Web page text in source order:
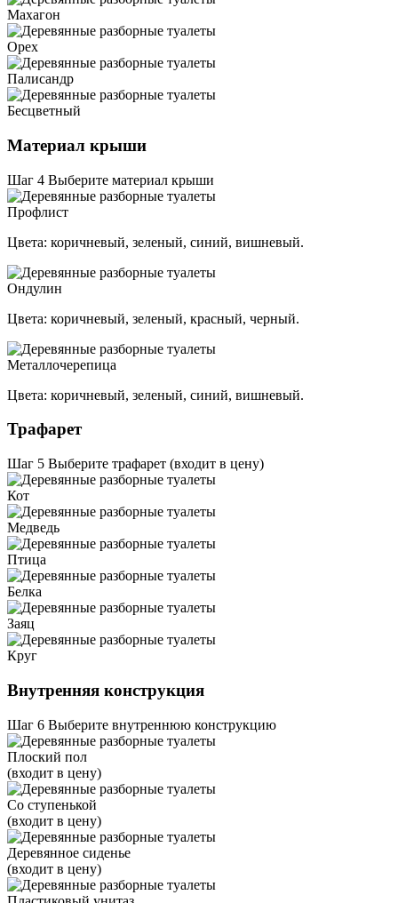
Махагон
Орех
Палисандр
Бесцветный
Материал крыши
Шаг 4 Выберите материал крыши
Профлист
Цвета: коричневый, зеленый, синий, вишневый.
Ондулин
Цвета: коричневый, зеленый, красный, черный.
Металлочерепица
Цвета: коричневый, зеленый, синий, вишневый.
Трафарет
Шаг 5 Выберите трафарет (входит в цену)
Кот
Медведь
Птица
Белка
Заяц
Круг
Внутренняя конструкция
Шаг 6 Выберите внутреннюю конструкцию
Плоский пол
(входит в цену)
Со ступенькой
(входит в цену)
Деревянное сиденье
(входит в цену)